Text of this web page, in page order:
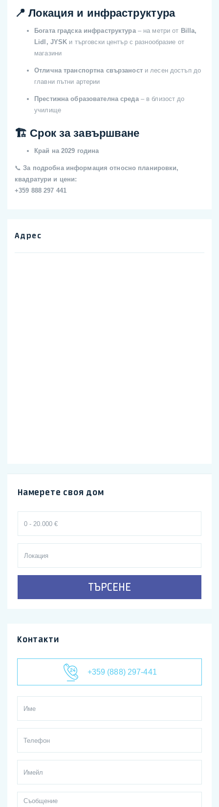
📍 Локация и инфраструктура
Богата градска инфраструктура– на метри от Billa,
Lidl, JYSK и търговски център с разнообразие от
магазини
Отлична транспортна свързаности лесен достъп до
главни пътни артерии
Престижна образователна среда– в близост до
училище
🏗️ Срок за завършване
Край на 2029 година
📞За подробна информация относно планировки,
квадратури и цени:
+359 888 297 441
Адрес
Намерете своя дом
ТЪРСЕНЕ
Контакти
+359 (888) 297-441